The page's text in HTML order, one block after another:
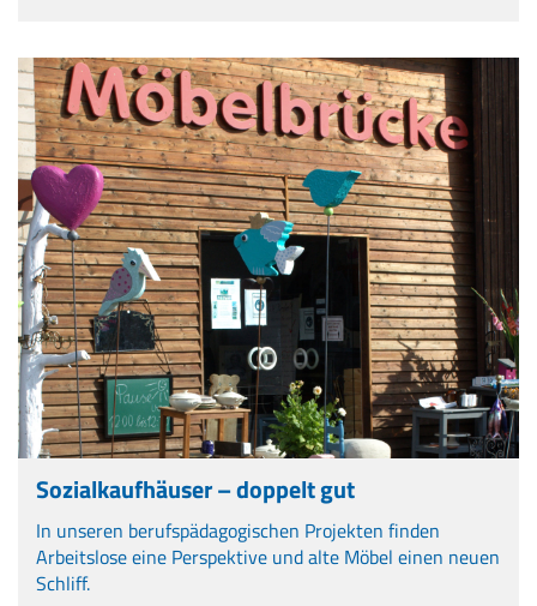
Sozialkaufhäuser – doppelt gut
In unseren berufspädagogischen Projekten finden
Arbeitslose eine Perspektive und alte Möbel einen neuen
Schliff.